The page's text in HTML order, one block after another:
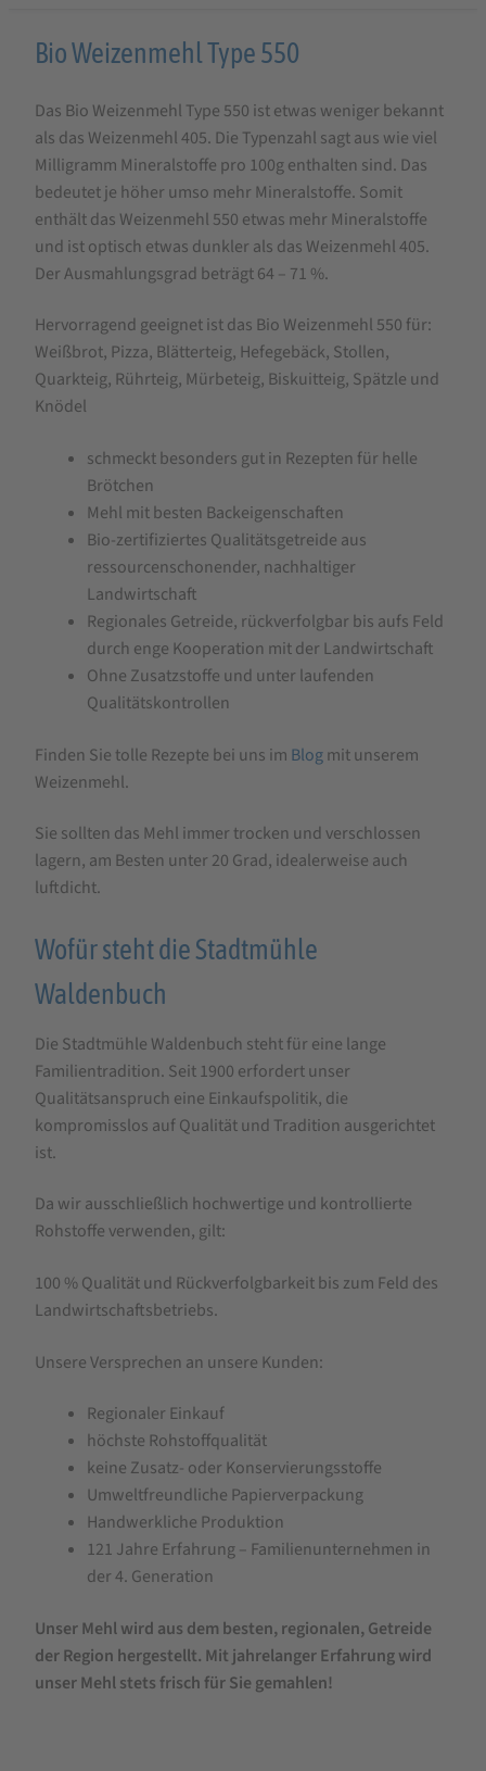
Produktbeschreibung
Bio
Weizenmehl
Type
550
Bio Weizenmehl Type 550
Das Bio Weizenmehl Type 550 ist etwas weniger bekannt
als das Weizenmehl 405. Die Typenzahl sagt aus wie viel
Milligramm Mineralstoffe pro 100g enthalten sind. Das
bedeutet je höher umso mehr Mineralstoffe. Somit
enthält das Weizenmehl 550 etwas mehr Mineralstoffe
und ist optisch etwas dunkler als das Weizenmehl 405.
Der Ausmahlungsgrad beträgt 64 – 71 %.
Hervorragend geeignet ist das Bio Weizenmehl 550 für:
Weißbrot, Pizza, Blätterteig, Hefegebäck, Stollen,
Quarkteig, Rührteig, Mürbeteig, Biskuitteig, Spätzle und
Knödel
schmeckt besonders gut in Rezepten für helle
Brötchen
Mehl mit besten Backeigenschaften
Bio-zertifiziertes Qualitätsgetreide aus
ressourcenschonender, nachhaltiger
Landwirtschaft
Regionales Getreide, rückverfolgbar bis aufs Feld
durch enge Kooperation mit der Landwirtschaft
Ohne Zusatzstoffe und unter laufenden
Qualitätskontrollen
Finden Sie tolle Rezepte bei uns im Blogmit unserem
Weizenmehl.
Sie sollten das Mehl immer trocken und verschlossen
lagern, am Besten unter 20 Grad, idealerweise auch
luftdicht.
Wofür steht die Stadtmühle
Waldenbuch
Die Stadtmühle Waldenbuch steht für eine lange
Familientradition. Seit 1900 erfordert unser
Qualitätsanspruch eine Einkaufspolitik, die
kompromisslos auf Qualität und Tradition ausgerichtet
ist.
Da wir ausschließlich hochwertige und kontrollierte
Rohstoffe verwenden, gilt:
100 % Qualität und Rückverfolgbarkeit bis zum Feld des
Landwirtschaftsbetriebs.
Unsere Versprechen an unsere Kunden:
Regionaler Einkauf
höchste Rohstoffqualität
keine Zusatz- oder Konservierungsstoffe
Umweltfreundliche Papierverpackung
Handwerkliche Produktion
121 Jahre Erfahrung – Familienunternehmen in
der 4. Generation
Unser Mehl wird aus dem besten, regionalen, Getreide
der Region hergestellt. Mit jahrelanger Erfahrung wird
unser Mehl stets frisch für Sie gemahlen!